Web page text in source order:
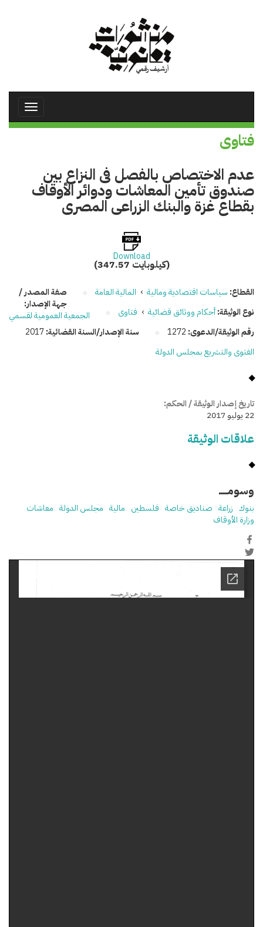
Toggle
فتاوى
عدم الاختصاص بالفصل فى النزاع بين
صندوق تأمين المعاشات ودوائر الأوقاف
بقطاع غزة والبنك الزراعى المصرى
Download
(347.57 كيلوبايت)
القطاع: سياسات اقتصادية ومالية › المالية العامة
نوع الوثيقة:أحكام ووثائق قضائية › فتاوى
رقم الوثيقة/الدعوى: 1272 سنة الإصدار/السنة القضائية:2017
صفة المصدر /
جهة الإصدار:
الجمعية العمومية لقسمي
الفتوى والتشريع بمجلس الدولة
تاريخ إصدار الوثيقة / الحكم:
22 يوليو 2017
علاقات الوثيقة
وسومـــــ
بنوك زراعة صناديق خاصة فلسطين مالية مجلس الدولة معاشات
وزارة الأوقاف